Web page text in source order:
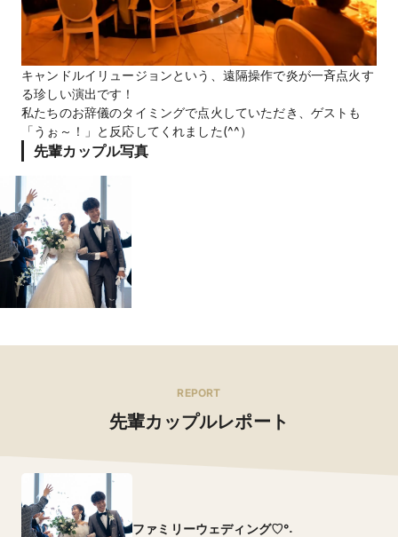
キャンドルイリュージョンという、遠隔操作で炎が一斉点火す
る珍しい演出です！
私たちのお辞儀のタイミングで点火していただき、ゲストも
「うぉ～！」と反応してくれました(^^）
先輩カップル写真
REPORT
先輩カップルレポート
ファミリーウェディング♡°˖